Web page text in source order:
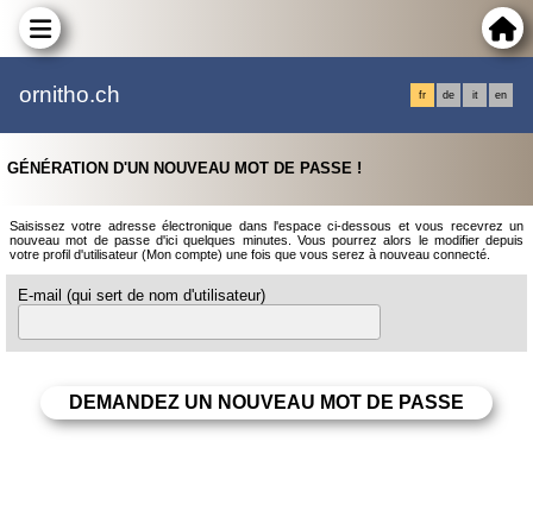
ornitho.ch fr de it en
GÉNÉRATION D'UN NOUVEAU MOT DE PASSE !
Saisissez votre adresse électronique dans l'espace ci-dessous et vous recevrez un
nouveau mot de passe d'ici quelques minutes. Vous pourrez alors le modifier depuis
votre profil d'utilisateur (Mon compte) une fois que vous serez à nouveau connecté.
E-mail (qui sert de nom d'utilisateur)